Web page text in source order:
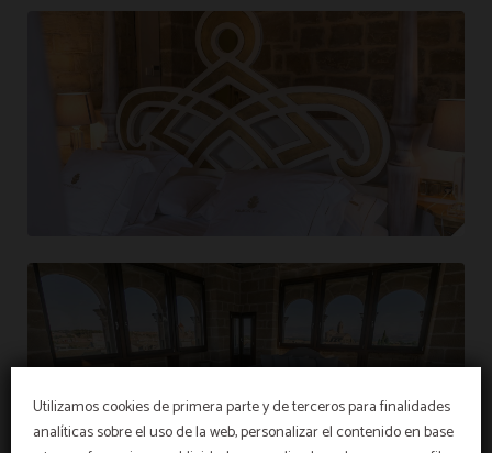
Utilizamos cookies de primera parte y de terceros para finalidades
analíticas sobre el uso de la web, personalizar el contenido en base